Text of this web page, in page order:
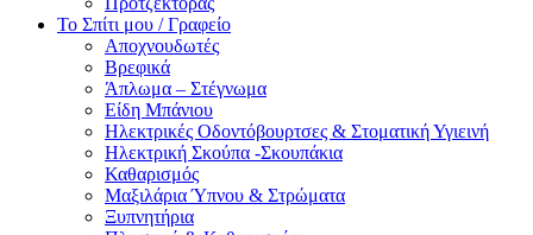
Το Σπίτι μου / Γραφείο
Αποχνουδωτές
Βρεφικά
Άπλωμα – Στέγνωμα
Είδη Μπάνιου
Ηλεκτρικές Οδοντόβουρτσες & Στοματική Υγιεινή
Ηλεκτρική Σκούπα -Σκουπάκια
Καθαρισμός
Μαξιλάρια Ύπνου & Στρώματα
Ξυπνητήρια